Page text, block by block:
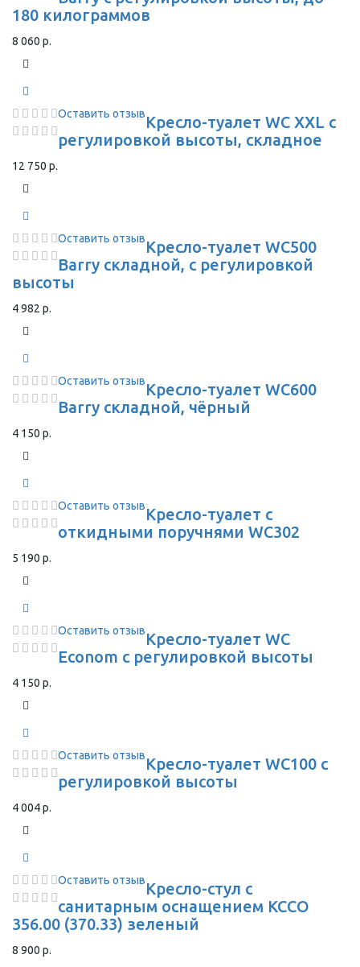
180 килограммов
8 060 р.
Оставить отзывКресло-туалет WC XXL с
регулировкой высоты, складное
12 750 р.
Оставить отзывКресло-туалет WC500
Barry складной, с регулировкой
высоты
4 982 р.
Оставить отзывКресло-туалет WC600
Barry складной, чёрный
4 150 р.
Оставить отзывКресло-туалет с
откидными поручнями WC302
5 190 р.
Оставить отзывКресло-туалет WC
Econom с регулировкой высоты
4 150 р.
Оставить отзывКресло-туалет WC100 с
регулировкой высоты
4 004 р.
Оставить отзывКресло-стул с
санитарным оснащением КССО
356.00 (370.33) зеленый
8 900 р.